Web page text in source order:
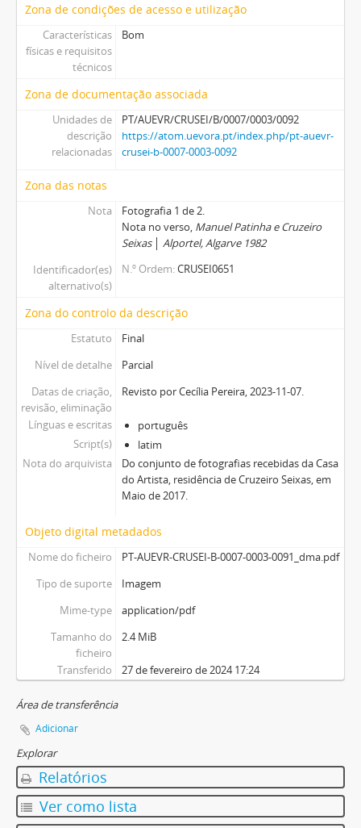
Zona de condições de acesso e utilização
Características
físicas e requisitos
técnicos
Bom
Zona de documentação associada
Unidades de
descrição
relacionadas
PT/AUEVR/CRUSEI/B/0007/0003/0092
https://atom.uevora.pt/index.php/pt-auevr-
crusei-b-0007-0003-0092
Zona das notas
Nota
Fotografia 1 de 2.
Nota no verso, Manuel Patinha e Cruzeiro
Seixas│ Alportel, Algarve 1982
Identificador(es)
alternativo(s)
N.º Ordem CRUSEI0651
Zona do controlo da descrição
Estatuto
Final
Nível de detalhe
Parcial
Datas de criação,
revisão, eliminação
Revisto por Cecília Pereira, 2023-11-07.
Línguas e escritas
português
Script(s)
latim
Nota do arquivista
Do conjunto de fotografias recebidas da Casa
do Artista, residência de Cruzeiro Seixas, em
Maio de 2017.
Objeto digital metadados
Nome do ficheiro
PT-AUEVR-CRUSEI-B-0007-0003-0091_dma.pdf
Tipo de suporte
Imagem
Mime-type
application/pdf
Tamanho do
ficheiro
2.4 MiB
Transferido 27 de fevereiro de 2024 17:24
Área de transferência
Adicionar
Explorar
Relatórios
Ver como lista